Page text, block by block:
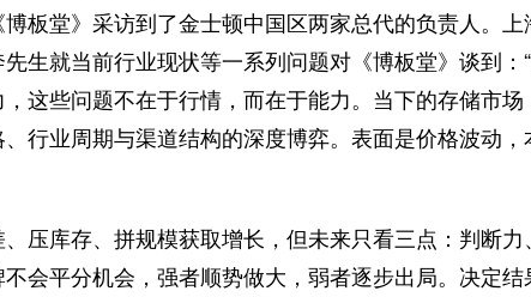
板堂》采访到了金士顿中国区两家总代的负责人。
生就当前行业现状等一系列问题对《博板堂》谈到：
这些问题不在于行情，而在于能力。当下的存储市场
行业周期与渠道结构的深度博弈。表面是价格波动
压库存、拼规模获取增长，但未来只看三点：判断
会平分机会，强者顺势做大，弱者逐步出局。决定